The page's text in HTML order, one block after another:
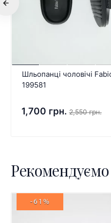
Шльопанці чоловічі
199581
1,700 грн. 2,550 грн.
-61%